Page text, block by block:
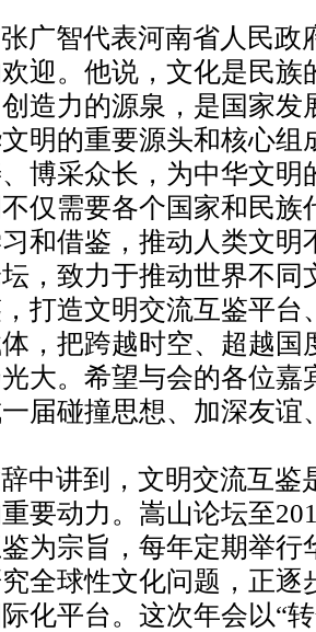
广智代表河南省人民政
迎。他说，文化是民族
造力的源泉，是国家
明的重要源头和核心组
博采众长，为中华文明
仅需要各个国家和民
和借鉴，推动人类文明
，致力于推动世界不
打造文明交流互鉴平台
，把跨越时空、超越国
大。希望与会的各位嘉
届碰撞思想、加深友谊
中讲到，文明交流互鉴
要动力。嵩山论坛至
为宗旨，每年定期举行
全球性文化问题，正逐
化平台。这次年会以“